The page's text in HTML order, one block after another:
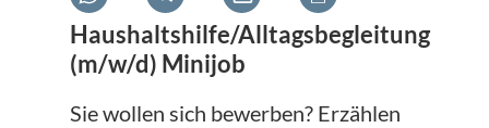
Haushaltshilfe/Alltagsbegleitung
(m/w/d) Minijob
Sie wollen sich bewerben? Erzählen